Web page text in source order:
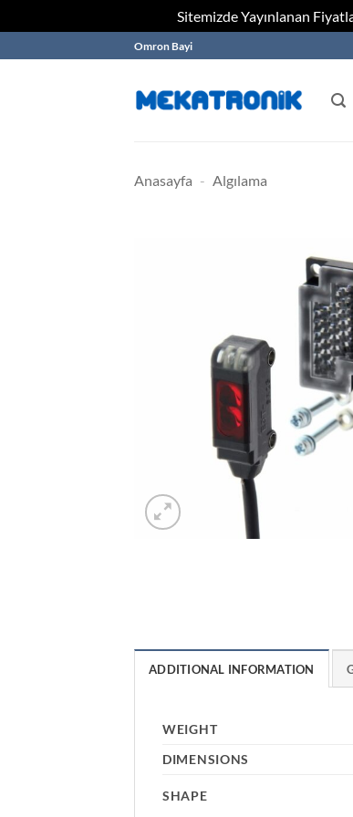
Sitemizde Yayınlanan
to
Omron Bayi
Anasayfa - Algılama
ADDITIONAL INFORMATION
WEIGHT
DIMENSIONS
SHAPE